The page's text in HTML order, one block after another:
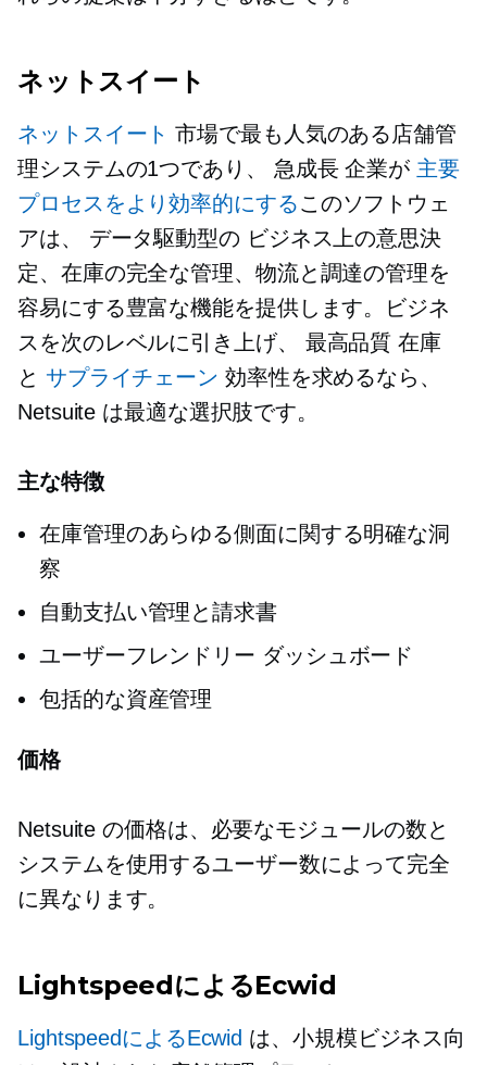
ネットスイート
ネットスイート 市場で最も人気のある店舗管
理システムの1つであり、 急成長企業が 主要
プロセスをより効率的にするこのソフトウェ
アは、 データ駆動型の ビジネス上の意思決
定、在庫の完全な管理、物流と調達の管理を
容易にする豊富な機能を提供します。ビジネ
スを次のレベルに引き上げ、 最高品質 在庫
と サプライチェーン 効率性を求めるなら、
Netsuite は最適な選択肢です。
主な特徴
在庫管理のあらゆる側面に関する明確な洞
察
自動支払い管理と請求書
ユーザーフレンドリー ダッシュボード
包括的な資産管理
価格
Netsuite の価格は、必要なモジュールの数と
システムを使用するユーザー数によって完全
に異なります。
LightspeedによるEcwid
LightspeedによるEcwid は、小規模ビジネス向